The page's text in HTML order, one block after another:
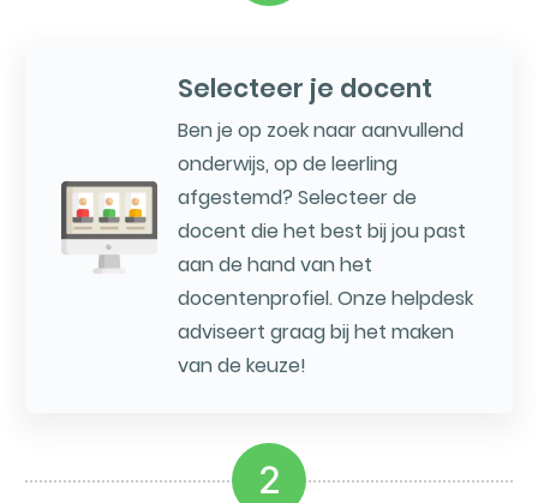
Selecteer je docent
Ben je op zoek naar aanvullend
onderwijs, op de leerling
afgestemd? Selecteer de
docent die het best bij jou past
aan de hand van het
docentenprofiel. Onze helpdesk
adviseert graag bij het maken
van de keuze!
2